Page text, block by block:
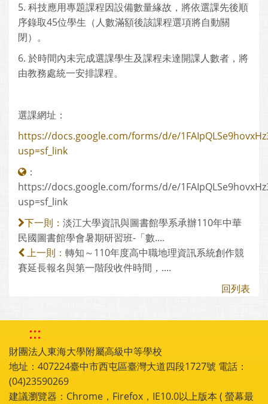
5. 科技應用專題課程因設備數量緣故，將依選課先後順
序錄取45位學生（人數滿額後該課程選項將自動關
閉）。
6. 於時間內未完成選課學生及課程未達開課人數者，將
由教務處統一安排課程。
選課網址：
https://docs.google.com/forms/d/e/
usp=sf_link
：
https://docs.google.com/forms/d/e/
usp=sf_link
下一則： 淡江大學資訊與圖書館學系承辦110年中華
民國圖書館學會暑期研習班-「數....
上一則： 轉知～110年度高中職地理資訊系統創作競
賽延長報名與第一階段收件時間，....
回列表
:::
財團法人東海大學附屬高級中等學校
地址：407224臺中市西屯區臺灣大道四段1727號 電話：
(04)23590269
建議瀏覽器：Chrome，Firefox，IE10.0以上版本 ( 螢幕最